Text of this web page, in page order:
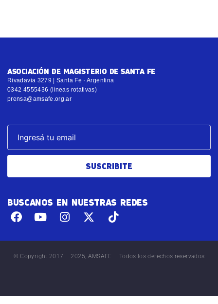
ASOCIACIÓN DE MAGISTERIO DE SANTA FE
Rivadavia 3279 | Santa Fe · Argentina
0342 4555436 (líneas rotativas)
prensa@amsafe.org.ar
SUSCRIBITE
BUSCANOS EN NUESTRAS REDES
© Copyright 2017 – 2025, AMSAFE – Todos los derechos reservados